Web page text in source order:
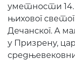
уметности
њиховог
Дечанског. А
у Призрену,